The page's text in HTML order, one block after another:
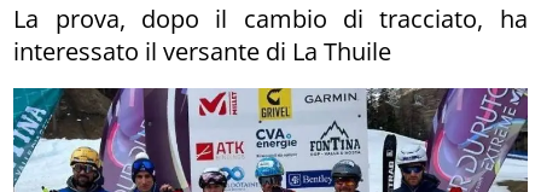
La prova, dopo il cambio di tracciato, ha
interessato il versante di La Thuile